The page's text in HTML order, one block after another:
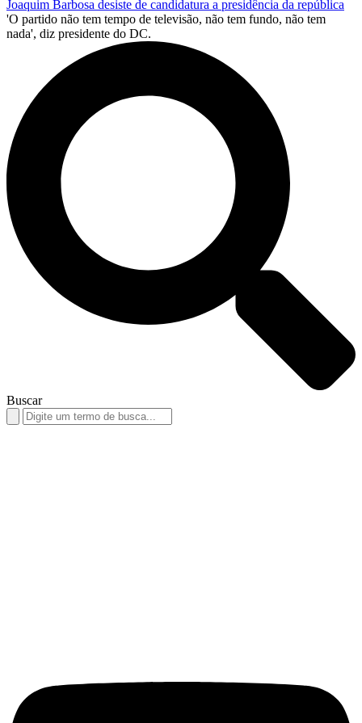
Joaquim Barbosa desiste de candidatura a presidência da república
'O partido não tem tempo de televisão, não tem fundo, não tem
nada', diz presidente do DC.
Buscar
Search
for: